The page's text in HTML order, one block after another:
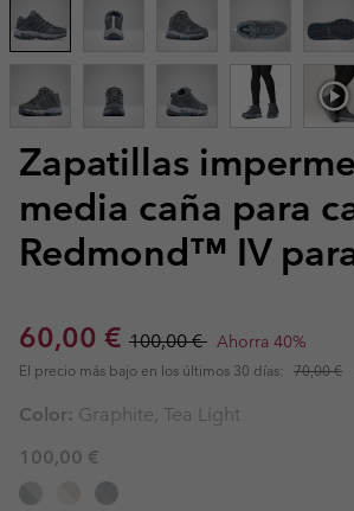
Zapatillas
media caña para
Redmond™ IV
Sale price:
60,00 € Regular price:
100,00 € Ahorra 40%
El precio más bajo en los últimos 30 días: 70,00 €
Color: Graphite, Tea Light
100,00 €